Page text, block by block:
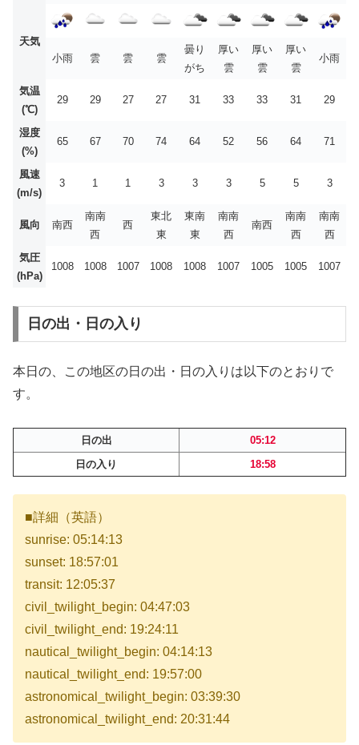
天気
小雨
雲 雲 雲
曇り
がち
厚い
雲
厚い
雲
厚い
雲
小雨
気温
(℃)
29 29 27 27 31 33 33 31 29
湿度
(%)
65 67 70 74 64 52 56 64 71
風速
(m/s)
3 1 1 3 3 3 5 5 3
風向 南西
南南
西
西
東北
東
東南
東
南南
西
南西
南南
西
南南
西
気圧
(hPa)
1008 1008 1007 1008 1008 1007 1005 1005 1007
日の出・日の入り
本日の、この地区の日の出・日の入りは以下のとおりで
す。
日の出
05:12
日の入り
18:58
■詳細（英語）
sunrise: 05:14:13
sunset: 18:57:01
transit: 12:05:37
civil_twilight_begin: 04:47:03
civil_twilight_end: 19:24:11
nautical_twilight_begin: 04:14:13
nautical_twilight_end: 19:57:00
astronomical_twilight_begin: 03:39:30
astronomical_twilight_end: 20:31:44